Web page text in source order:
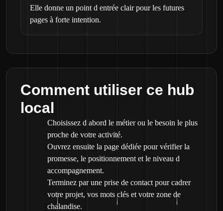
Elle donne un point d entrée clair pour les futures
pages à forte intention.
Comment utiliser ce hub
local
Choisissez d abord le métier ou le besoin le plus
proche de votre activité.
Ouvrez ensuite la page dédiée pour vérifier la
promesse, le positionnement et le niveau d
accompagnement.
Terminez par une prise de contact pour cadrer
votre projet, vos mots clés et votre zone de
chalandise.